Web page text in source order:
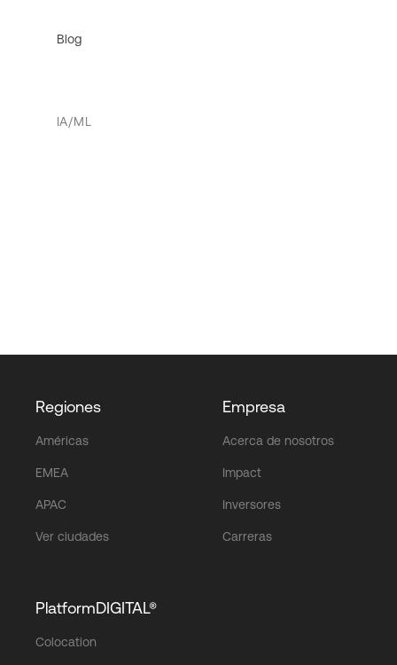
Blog
IA/ML
Regiones
Américas
EMEA
APAC
Ver ciudades
Empresa
Acerca de nosotros
Impact
Inversores
Carreras
PlatformDIGITAL®
Colocation